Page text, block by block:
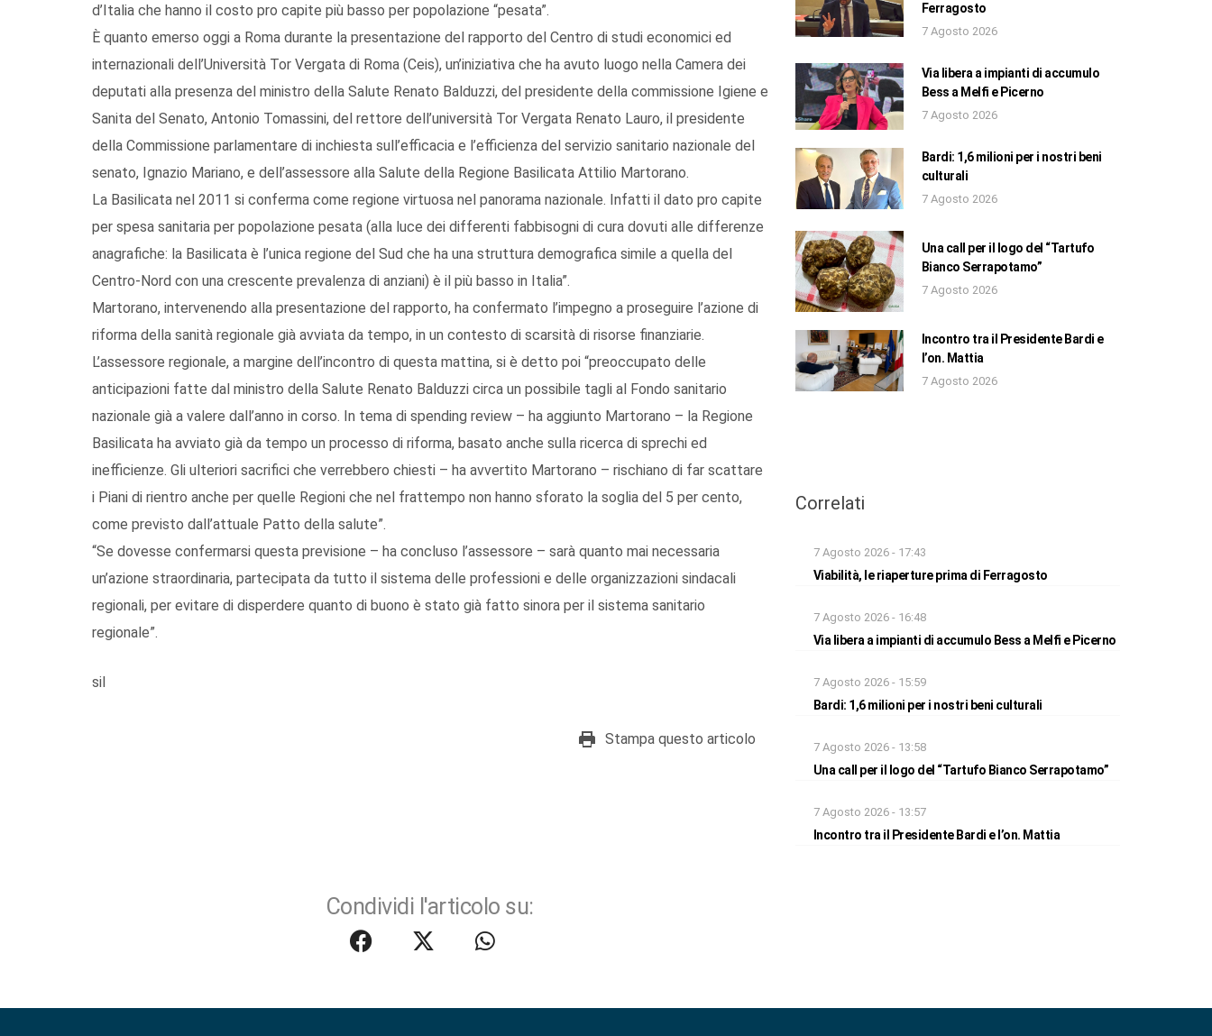
d’Italia che hanno il costo pro capite più basso per popolazione “pesata”.
È quanto emerso oggi a Roma durante la presentazione del rapporto del Centro di studi economici ed
internazionali dell’Università Tor Vergata di Roma (Ceis), un’iniziativa che ha avuto luogo nella Camera dei
deputati alla presenza del ministro della Salute Renato Balduzzi, del presidente della commissione Igiene e
Sanita del Senato, Antonio Tomassini, del rettore dell’università Tor Vergata Renato Lauro, il presidente
della Commissione parlamentare di inchiesta sull’efficacia e l’efficienza del servizio sanitario nazionale del
senato, Ignazio Mariano, e dell’assessore alla Salute della Regione Basilicata Attilio Martorano.
La Basilicata nel 2011 si conferma come regione virtuosa nel panorama nazionale. Infatti il dato pro capite
per spesa sanitaria per popolazione pesata (alla luce dei differenti fabbisogni di cura dovuti alle differenze
anagrafiche: la Basilicata è l’unica regione del Sud che ha una struttura demografica simile a quella del
Centro-Nord con una crescente prevalenza di anziani) è il più basso in Italia”.
Martorano, intervenendo alla presentazione del rapporto, ha confermato l’impegno a proseguire l’azione di
riforma della sanità regionale già avviata da tempo, in un contesto di scarsità di risorse finanziarie.
L’assessore regionale, a margine dell’incontro di questa mattina, si è detto poi “preoccupato delle
anticipazioni fatte dal ministro della Salute Renato Balduzzi circa un possibile tagli al Fondo sanitario
nazionale già a valere dall’anno in corso. In tema di spending review – ha aggiunto Martorano – la Regione
Basilicata ha avviato già da tempo un processo di riforma, basato anche sulla ricerca di sprechi ed
inefficienze. Gli ulteriori sacrifici che verrebbero chiesti – ha avvertito Martorano – rischiano di far scattare
i Piani di rientro anche per quelle Regioni che nel frattempo non hanno sforato la soglia del 5 per cento,
come previsto dall’attuale Patto della salute”.
“Se dovesse confermarsi questa previsione – ha concluso l’assessore – sarà quanto mai necessaria
un’azione straordinaria, partecipata da tutto il sistema delle professioni e delle organizzazioni sindacali
regionali, per evitare di disperdere quanto di buono è stato già fatto sinora per il sistema sanitario
regionale”.
sil
Stampa questo articolo
Condividi l'articolo su:
Ferragosto
7 Agosto 2026
Via libera a impianti di accumulo
Bess a Melfi e Picerno
7 Agosto 2026
Bardi: 1,6 milioni per i nostri beni
culturali
7 Agosto 2026
Una call per il logo del “Tartufo
Bianco Serrapotamo”
7 Agosto 2026
Incontro tra il Presidente Bardi e
l’on. Mattia
7 Agosto 2026
Correlati
7 Agosto 2026 - 17:43
Viabilità, le riaperture prima di Ferragosto
7 Agosto 2026 - 16:48
Via libera a impianti di accumulo Bess a Melfi e Picerno
7 Agosto 2026 - 15:59
Bardi: 1,6 milioni per i nostri beni culturali
7 Agosto 2026 - 13:58
Una call per il logo del “Tartufo Bianco Serrapotamo”
7 Agosto 2026 - 13:57
Incontro tra il Presidente Bardi e l’on. Mattia